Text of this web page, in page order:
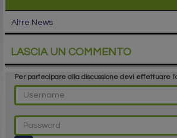
Altre News
LASCIA UN COMMENTO
Per partecipare alla discussione devi effettuare